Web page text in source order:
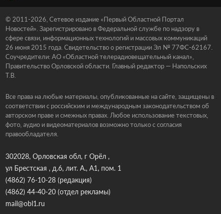
© 2011-2026, Сетевое издание «Первый Областной Портал
Новостей». Зарегистрировано в Федеральной службе по надзору в
сфере связи, информационных технологий и массовых коммуникаций
26 июня 2015 года. Свидетельство о регистрации Эл № 77ФС-62167.
Соучредители: АО «Областной телерадиовещательный канал»,
Правительство Орловской области. Главный редактор — Напольских
Т.В.
Все права на любые материалы, опубликованные на сайте, защищены в
соответствии с российским и международным законодательством об
авторском праве и смежных правах. Любое использование текстовых,
фото, аудио и видеоматериалов возможно только с согласия
правообладателя.
302028, Орловская обл, г Орёл ,
ул Брестская , д.6, лит. А., А1, пом. 1
(4862) 76-10-28(редакция)
(4862) 44-40-20(отдел рекламы)
mail@obl1.ru